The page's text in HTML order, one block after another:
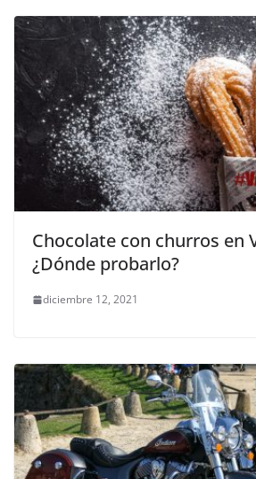
Chocolate con churros en
¿Dónde probarlo?
diciembre 12, 2021